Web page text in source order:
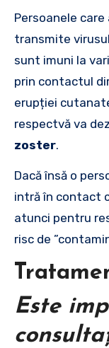
Persoanele
transmite
sunt imuni la
prin contactul
erupției
respectvă va
zoster.
Dacă însă o
intră în contact
atunci pentru
risc de
Este